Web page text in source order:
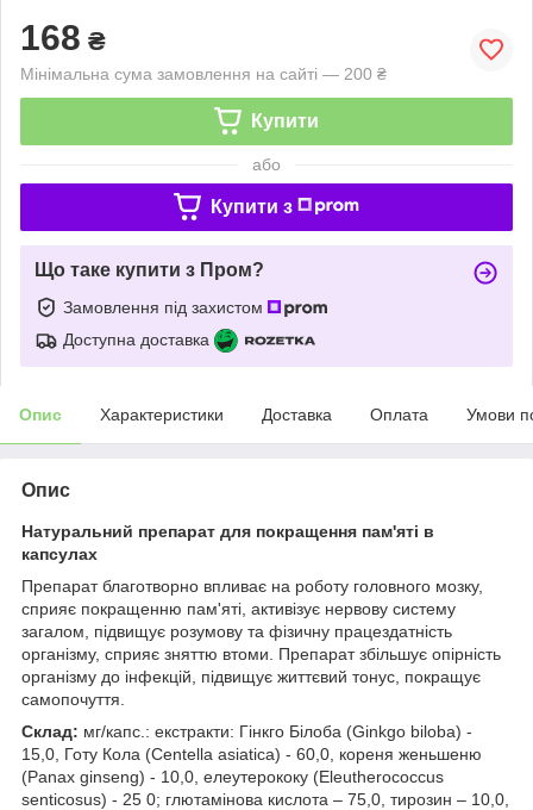
168 ₴
Мінімальна сума замовлення на сайті — 200 ₴
Купити
або
Купити з
Що таке купити з Пром?
Замовлення під захистом
Доступна доставка
Опис Характеристики Доставка Оплата Умови
Опис
Натуральний препарат для покращення пам'яті в
капсулах
Препарат благотворно впливає на роботу головного мозку,
сприяє покращенню пам'яті, активізує нервову систему
загалом, підвищує розумову та фізичну працездатність
організму, сприяє зняттю втоми. Препарат збільшує опірність
організму до інфекцій, підвищує життєвий тонус, покращує
самопочуття.
Склад: мг/капс.: екстракти: Гінкго Білоба (Ginkgo biloba) -
15,0, Готу Кола (Centella asiatica) - 60,0, кореня женьшеню
(Panax ginseng) - 10,0, елеутерококу (Eleutherococcus
senticosus) - 25 0; глютамінова кислота – 75,0, тирозин – 10,0,